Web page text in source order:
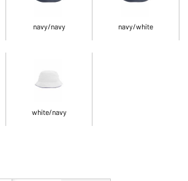
navy/navy navy/white
white/navy